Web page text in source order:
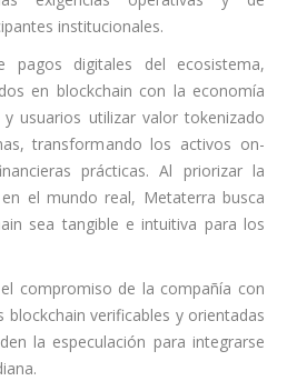
institucionales.
pagos digitales del ecosistema,
en blockchain con la economía
usuarios utilizar valor tokenizado
transformando los activos on-
prácticas. Al priorizar la
el mundo real, Metaterra busca
sea tangible e intuitiva para los
compromiso de la compañía con
blockchain verificables y orientadas
la especulación para integrarse